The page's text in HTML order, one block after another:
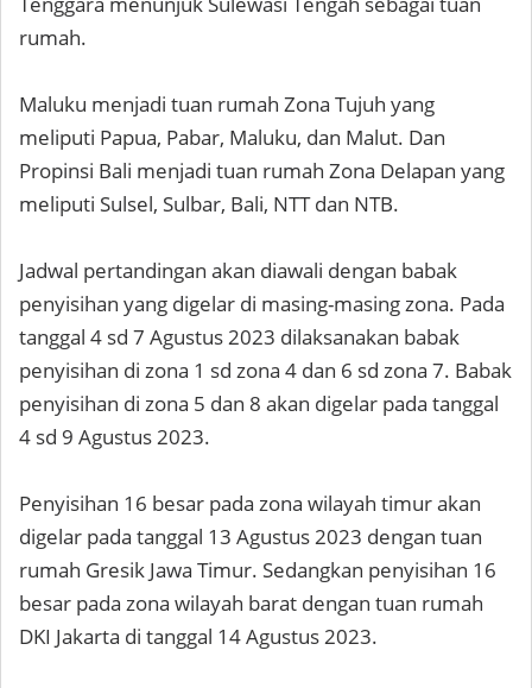
rumah.
Maluku menjadi tuan rumah Zona Tujuh yang
meliputi Papua, Pabar, Maluku, dan Malut. Dan
Propinsi Bali menjadi tuan rumah Zona Delapan yang
meliputi Sulsel, Sulbar, Bali, NTT dan NTB.
Jadwal pertandingan akan diawali dengan babak
penyisihan yang digelar di masing-masing zona. Pada
tanggal 4 sd 7 Agustus 2023 dilaksanakan babak
penyisihan di zona 1 sd zona 4 dan 6 sd zona 7. Babak
penyisihan di zona 5 dan 8 akan digelar pada tanggal
4 sd 9 Agustus 2023.
Penyisihan 16 besar pada zona wilayah timur akan
digelar pada tanggal 13 Agustus 2023 dengan tuan
rumah Gresik Jawa Timur. Sedangkan penyisihan 16
besar pada zona wilayah barat dengan tuan rumah
DKI Jakarta di tanggal 14 Agustus 2023.